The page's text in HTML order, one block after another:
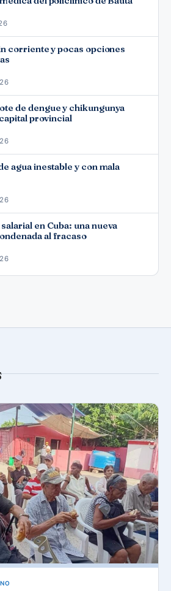
corriente y pocas opciones
de dengue y chikungunya
provincial
agua inestable y con mala
en Cuba: una nueva
al fracaso